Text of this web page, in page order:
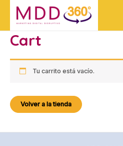
contenido
Cart
Tu carrito está vacío.
Volver a la tienda